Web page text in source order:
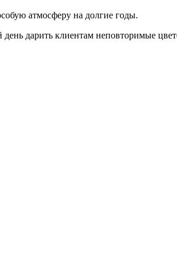
атмосферу на долгие годы.
дарить клиентам неповторимые